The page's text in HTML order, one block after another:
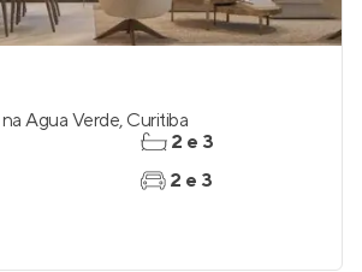
na Água Verde, Curitiba
2 e 3
2 e 3